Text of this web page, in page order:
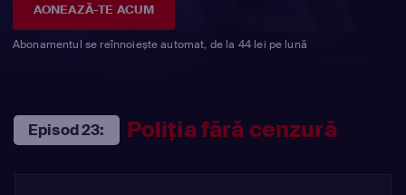
AONEAZĂ-TE ACUM
Abonamentul se reînnoiește automat, de la 44 lei pe lună
Episod 23: Poliția fără cenzură